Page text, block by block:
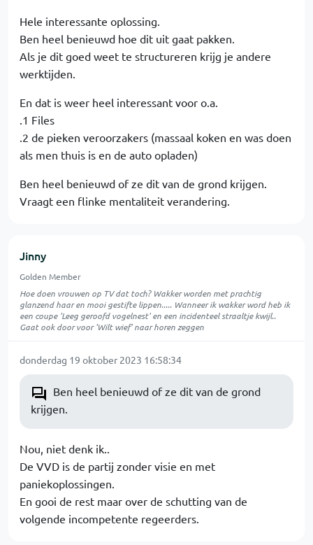
Hele interessante oplossing.
Ben heel benieuwd hoe dit uit gaat pakken.
Als je dit goed weet te structureren krijg je andere
werktijden.
En dat is weer heel interessant voor o.a.
.1 Files
.2 de pieken veroorzakers (massaal koken en was doen
als men thuis is en de auto opladen)
Ben heel benieuwd of ze dit van de grond krijgen.
Vraagt een flinke mentaliteit verandering.
Jinny
Golden Member
Hoe doen vrouwen op TV dat toch? Wakker worden met prachtig
glanzend haar en mooi gestifte lippen..... Wanneer ik wakker word heb ik
een coupe 'Leeg geroofd vogelnest' en een incidenteel straaltje kwijl..
Gaat ook door voor 'Wilt wief' naar horen zeggen
donderdag 19 oktober 2023 16:58:34
Ben heel benieuwd of ze dit van de grond
krijgen.
Nou, niet denk ik..
De VVD is de partij zonder visie en met
paniekoplossingen.
En gooi de rest maar over de schutting van de
volgende incompetente regeerders.